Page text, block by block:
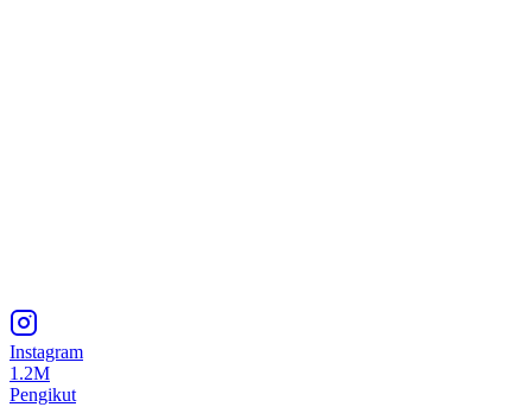
Instagram
1.2M
Pengikut